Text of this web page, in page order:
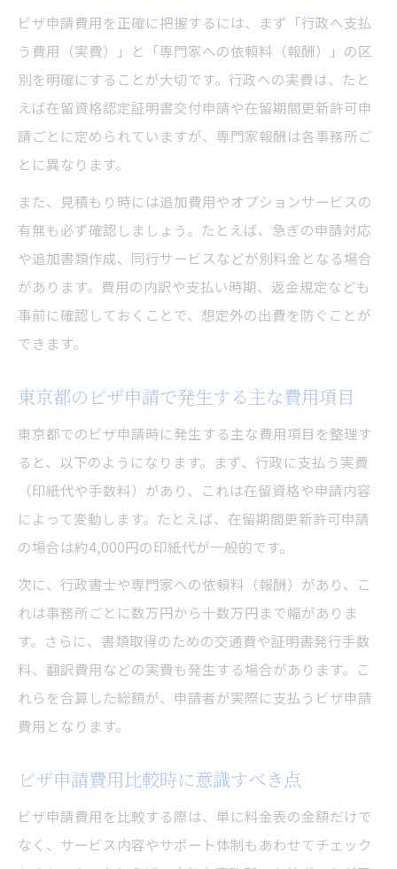
オンライン申請と窓口のビザ申請費用の違
い
オンラインビザ申請費用のメリットと注意
ビザ申請費用を安く済ませる申請方法の選
ビザ申請費用を正確に把握するには、まず「行政へ支払
う費用（実費）」と「専門家への依頼料（報酬）」の区
別を明確にすることが大切です。行政への実費は、たと
えば在留資格認定証明書交付申請や在留期間更新許可申
請ごとに定められていますが、専門家報酬は各事務所ご
とに異なります。
また、見積もり時には追加費用やオプションサービスの
有無も必ず確認しましょう。たとえば、急ぎの申請対応
や追加書類作成、同行サービスなどが別料金となる場合
があります。費用の内訳や支払い時期、返金規定なども
事前に確認しておくことで、想定外の出費を防ぐことが
できます。
東京都のビザ申請で発生する主な費用項目
東京都でのビザ申請時に発生する主な費用項目を整理す
ると、以下のようになります。まず、行政に支払う実費
（印紙代や手数料）があり、これは在留資格や申請内容
によって変動します。たとえば、在留期間更新許可申請
の場合は約4,000円の印紙代が一般的です。
次に、行政書士や専門家への依頼料（報酬）があり、こ
れは事務所ごとに数万円から十数万円まで幅がありま
す。さらに、書類取得のための交通費や証明書発行手数
料、翻訳費用などの実費も発生する場合があります。こ
れらを合算した総額が、申請者が実際に支払うビザ申請
費用となります。
ビザ申請費用比較時に意識すべき点
ビザ申請費用を比較する際は、単に料金表の金額だけで
なく、サービス内容やサポート体制もあわせてチェック